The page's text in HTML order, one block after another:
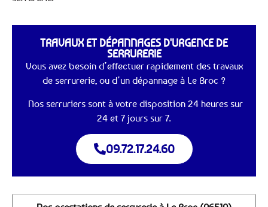
TRAVAUX ET DÉPANNAGES D'URGENCE DE
SERRURERIE
Vous avez besoin d’effectuer rapidement des travaux
de serrurerie, ou d’un dépannage à Le Broc ?
Nos serruriers sont à votre disposition 24 heures sur
24 et 7 jours sur 7.
09.72.17.24.60